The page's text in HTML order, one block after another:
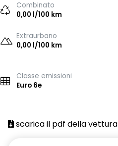
Combinato
0,00 l/100 km
Extraurbano
0,00 l/100 km
Classe emissioni
Euro 6e
scarica il pdf della vettura